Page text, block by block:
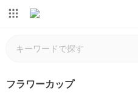
フラワーカップ